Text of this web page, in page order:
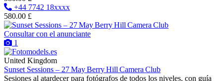
+44 7742 18xxxx
580.00 £
Consultar con el anunciante
1
United Kingdom
Sunset Sessions – 27 May Berry Hill Camera Club
Sesiones al atardecer para fotógrafos de todos los niveles, con guía